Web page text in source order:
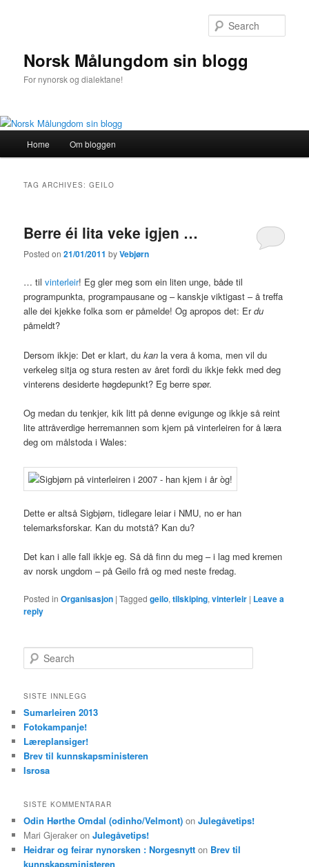
Norsk Målungdom sin blogg
For nynorsk og dialektane!
Skip
content
Skip
content
Home Om bloggen
TAG ARCHIVES:GEILO
Berre éi lita veke igjen …
Posted on21/01/2011 byVebjørn
… tilvinterleir! Eg gler meg som ein liten unge, både til
programpunkta, programpausane og – kanskje viktigast – å treffa
alle dei kjekke folka som er påmelde! Og apropos det: Erdu
påmeldt?
Dersom ikkje: Det er klart, dukan la vera å koma, men vil du
verkeleg sitja og stura resten av året fordi du ikkje fekk med deg
vinterens desiderte høgdepunkt? Eg berre spør.
Og medan du tenkjer, kik litt på denne evigunge og ikkje så reint
lite attråverdige herremannen som kjem på vinterleiren for å læra
deg om målstoda i Wales:
Dette er altså Sigbjørn, tidlegare leiar i NMU, no er han
telemarksforskar. Kan du motstå? Kan du?
Det kan i alle fall ikkje eg. Så då finn du meg – i lag med kremen
av norsk ungdom – på Geilo frå og med neste fredag.
Posted in Organisasjon |Tagged geilo,tilskiping,vinterleir | Leave a
reply
e
r
h
SISTE INNLEGG
Sumarleiren 2013
Fotokampanje!
Læreplansiger!
Brev til kunnskapsministeren
Isrosa
SISTE KOMMENTARAR
Odin Hørthe Omdal (odinho/Velmont) onJulegåvetips!
Mari Gjeraker onJulegåvetips!
Heidrar og feirar nynorsken : Norgesnytt on Brev til
kunnskapsministeren